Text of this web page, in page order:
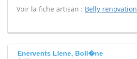
Voir la fiche artisan : Belly renovation
Enervents Llene, Boll�ne